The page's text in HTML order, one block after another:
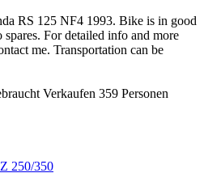
RS 125 NF4 1993. Bike is in good
For detailed info and more
me. Transportation can be
Verkaufen 359 Personen